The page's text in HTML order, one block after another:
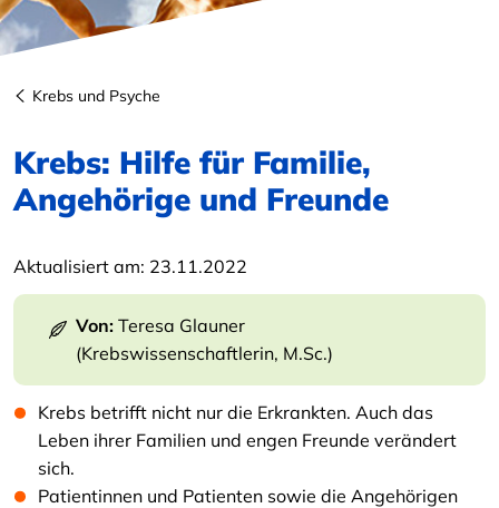
Krebs und Psyche
Krebs: Hilfe für Familie,
Angehörige und Freunde
Aktualisiert am: 23.11.2022
Von: Teresa Glauner
(Krebswissenschaftlerin, M.Sc.)
Krebs betrifft nicht nur die Erkrankten. Auch das
Leben ihrer Familien und engen Freunde verändert
sich.
Patientinnen und Patienten sowie die Angehörigen